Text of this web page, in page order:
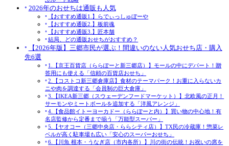
2026年のおせちは通販も人気
【おすすめ通販1.】らでぃっしゅぼーや
【おすすめ通販2.】板前魂
【おすすめ通販3.】匠本舗
結局、どの通販おせちがおすすめ？
【2026年版】三郷市民が選ぶ！間違いのない人気おせち店・購入
先6選
1.【京王百貨店（ららぽーと新三郷店）】モールの中にデパート！贈
答用にも使える「信頼の百貨店おせち」
2.【コストコ新三郷倉庫店】食材のテーマパーク！お重に入らないカ
ニや肉を調達する「会員制の巨大倉庫」
3.【IKEA新三郷（スウェーデンフードマーケット）】北欧風の正月！
サーモンやミートボールを追加する「洋風アレンジ」
4.【食品館イトーヨーカドー（ららぽーと内）】買い物の中心地！有
名店監修から定番まで揃う「万能型スーパー」
5.【ヤオコー（三郷中央店・ららシティ店）】TX民の冷蔵庫！惣菜レ
ベルが高く駐車場も広い「安心のスーパーおせち」
6.【川魚 根本・うなぎ店（市内各所）】川の街の伝統！お祝いの席を